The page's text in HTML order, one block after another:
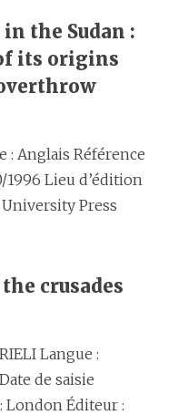
the Sudan :
of its origins
: Anglais Référence
1996 Lieu d’édition
Press
crusades
Langue :
de saisie
London Éditeur :